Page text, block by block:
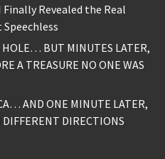
Revealed the Real
Speechless
HOLE… BUT MINUTES LATER,
A TREASURE NO ONE WAS
AND ONE MINUTE LATER,
DIFFERENT DIRECTIONS